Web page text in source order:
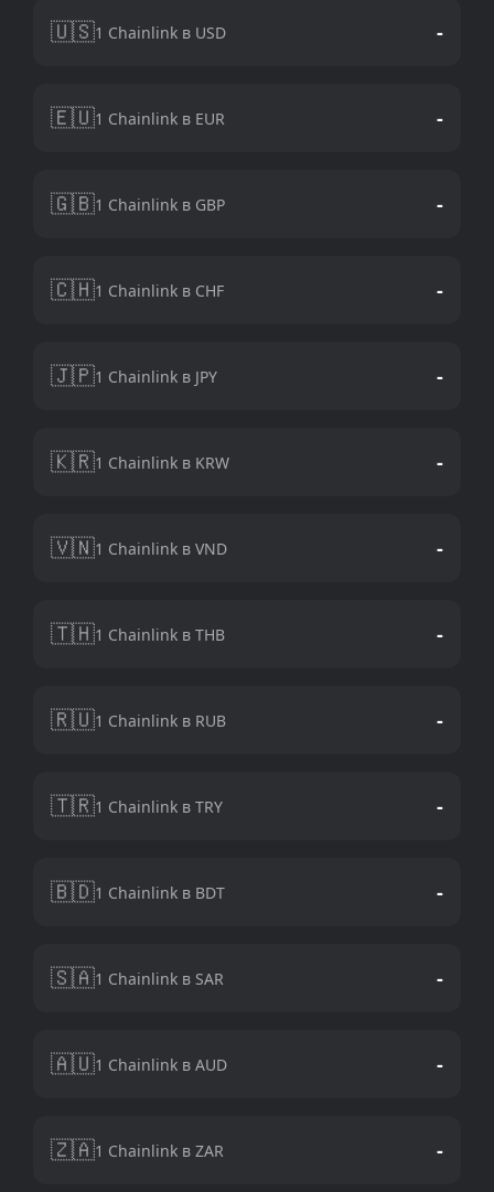
🇺🇸1 Chainlink в USD -
🇪🇺1 Chainlink в EUR -
🇬🇧1 Chainlink в GBP -
🇨🇭1 Chainlink в CHF -
🇯🇵1 Chainlink в JPY -
🇰🇷1 Chainlink в KRW -
🇻🇳1 Chainlink в VND -
🇹🇭1 Chainlink в THB -
🇷🇺1 Chainlink в RUB -
🇹🇷1 Chainlink в TRY -
🇧🇩1 Chainlink в BDT -
🇸🇦1 Chainlink в SAR -
🇦🇺1 Chainlink в AUD -
🇿🇦1 Chainlink в ZAR -